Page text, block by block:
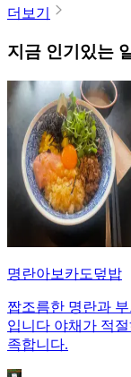
더보기
지금 인기있는
명란아보카도덮밥
짭조름한 명란과
입니다 야채가 적
족합니다.